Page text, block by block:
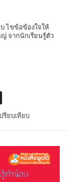
ไขข้อข้องใจให้
จากนักเรียนรู้ตัว
รียบเทียบ